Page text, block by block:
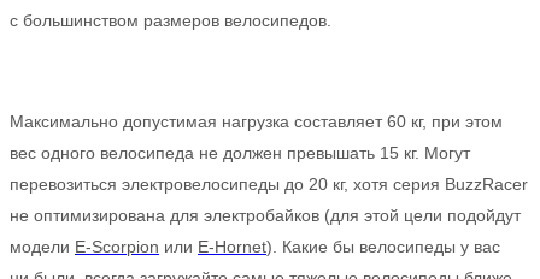
с большинством размеров велосипедов.
Максимально допустимая нагрузка составляет 60 кг, при этом
вес одного велосипеда не должен превышать 15 кг. Могут
перевозиться электровелосипеды до 20 кг, хотя серия BuzzRacer
не оптимизирована для электробайков (для этой цели подойдут
модели E-Scorpion или E-Hornet). Какие бы велосипеды у вас